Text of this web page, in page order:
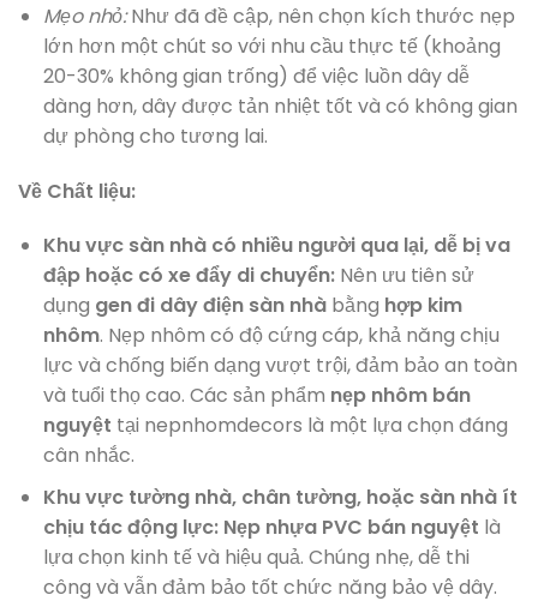
Mẹo nhỏ:Như đã đề cập, nên chọn kích thước nẹp
lớn hơn một chút so với nhu cầu thực tế (khoảng
20-30% không gian trống) để việc luồn dây dễ
dàng hơn, dây được tản nhiệt tốt và có không gian
dự phòng cho tương lai.
Về Chất liệu:
Khu vực sàn nhà có nhiều người qua lại, dễ bị va
đập hoặc có xe đẩy di chuyển:Nên ưu tiên sử
dụng gen đi dây điện sàn nhàbằng hợp kim
nhôm. Nẹp nhôm có độ cứng cáp, khả năng chịu
lực và chống biến dạng vượt trội, đảm bảo an toàn
và tuổi thọ cao. Các sản phẩm nẹp nhôm bán
nguyệt tại nepnhomdecors là một lựa chọn đáng
cân nhắc.
Khu vực tường nhà, chân tường, hoặc sàn nhà ít
chịu tác động lực: Nẹp nhựa PVC bán nguyệt là
lựa chọn kinh tế và hiệu quả. Chúng nhẹ, dễ thi
công và vẫn đảm bảo tốt chức năng bảo vệ dây.